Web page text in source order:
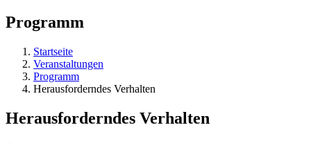
Programm
Startseite
Veranstaltungen
Programm
Herausforderndes Verhalten
Herausforderndes Verhalten